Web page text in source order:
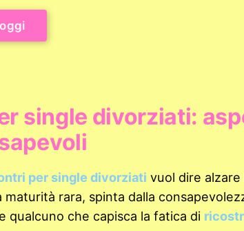
single divorziati:
per single divorziati vuol dire alzare
maturità rara, spinta dalla
qualcuno che capisca la fatica di